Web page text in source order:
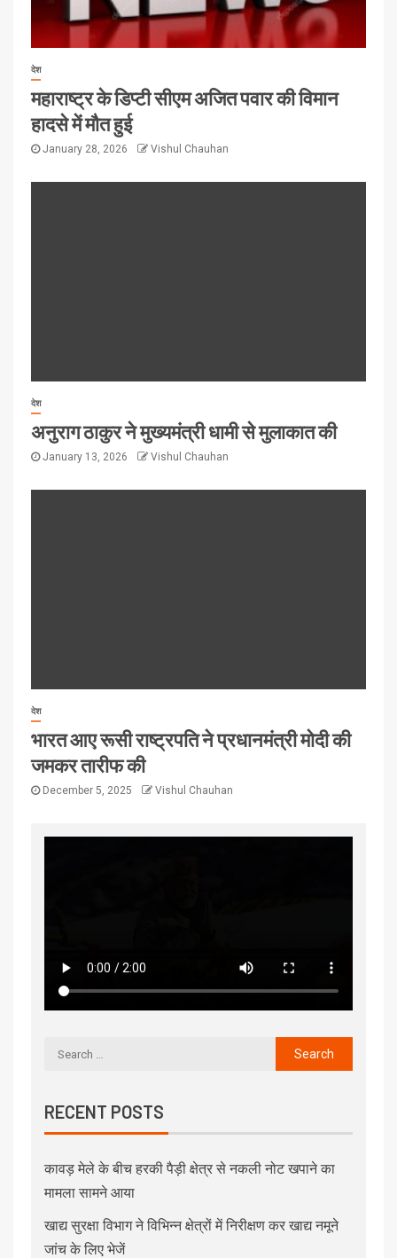
देश
महाराष्ट्र के डिप्टी सीएम अजित पवार की विमान
हादसे में मौत हुई
January 28, 2026 Vishul Chauhan
देश
अनुराग ठाकुर ने मुख्यमंत्री धामी से मुलाकात की
January 13, 2026 Vishul Chauhan
देश
भारत आए रूसी राष्ट्रपति ने प्रधानमंत्री मोदी की
जमकर तारीफ की
December 5, 2025 Vishul Chauhan
RECENT POSTS
कावड़ मेले के बीच हरकी पैड़ी क्षेत्र से नकली नोट खपाने का
मामला सामने आया
खाद्य सुरक्षा विभाग ने विभिन्न क्षेत्रों में निरीक्षण कर खाद्य नमूने
जांच के लिए भेजें